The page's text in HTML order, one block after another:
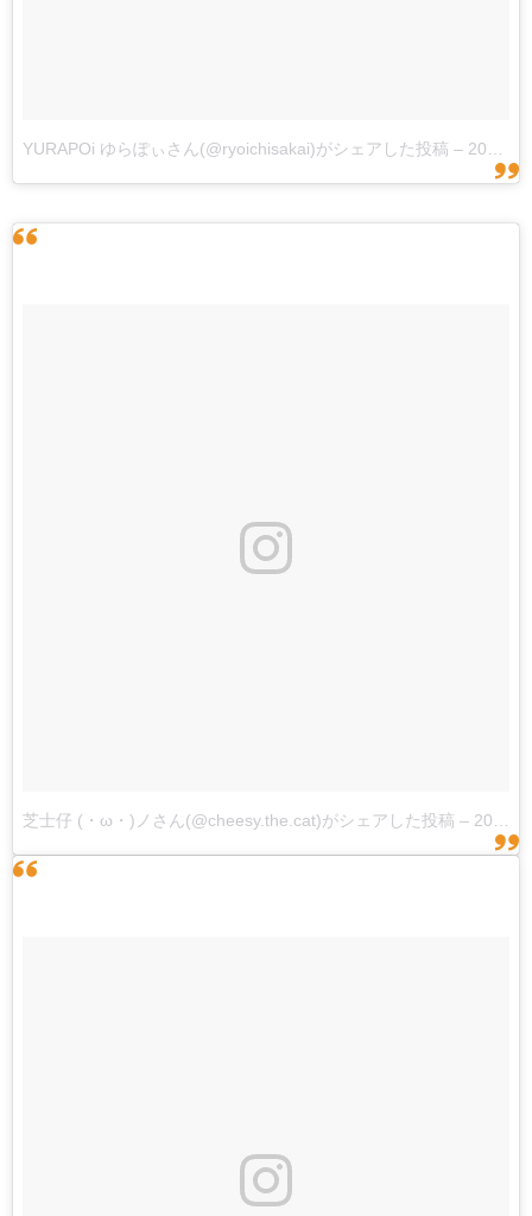
YURAPOi ゆらぽぃさん(@ryoichisakai)がシェアした投稿 – 2017 6月 1 4:42午後 PDT
芝士仔 (・ω・)ノさん(@cheesy.the.cat)がシェアした投稿 – 2017 6月 1 10:19午後 PDT